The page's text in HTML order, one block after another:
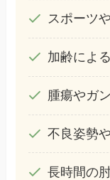
スポーツ
加齢によ
腫瘍やガ
不良姿勢
長時間の